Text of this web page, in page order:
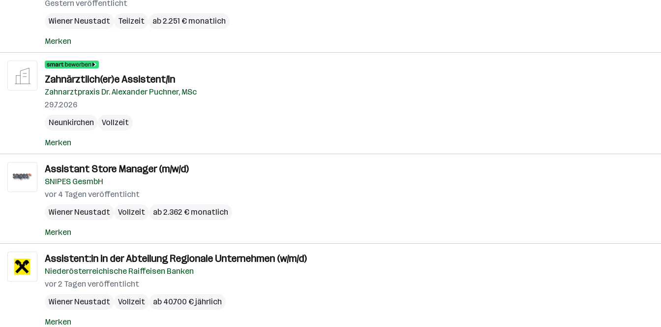
Gestern veröffentlicht
Wiener Neustadt
Teilzeit ab 2.251 € monatlich
Merken
Zahnärztlich(er)e Assistent/in
Zahnarztpraxis Dr. Alexander Puchner, MSc
29.7.2026
Neunkirchen
Vollzeit
Merken
Assistant Store Manager (m/w/d)
SNIPES GesmbH
vor 4 Tagen veröffentlicht
Wiener Neustadt
Vollzeit ab 2.362 € monatlich
Merken
Assistent:in in der Abteilung Regionale Unternehmen (w/m/d)
Niederösterreichische Raiffeisen Banken
vor 2 Tagen veröffentlicht
Wiener Neustadt
Vollzeit ab 40.700 € jährlich
Merken